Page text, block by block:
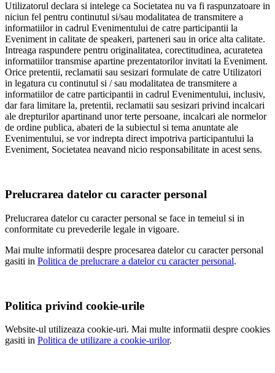
Utilizatorul declara si intelege ca Societatea nu va fi raspunzatoare in
niciun fel pentru continutul si/sau modalitatea de transmitere a
informatiilor in cadrul Evenimentului de catre participantii la
Eveniment in calitate de speakeri, parteneri sau in orice alta calitate.
Intreaga raspundere pentru originalitatea, corectitudinea, acuratetea
informatiilor transmise apartine prezentatorilor invitati la Eveniment.
Orice pretentii, reclamatii sau sesizari formulate de catre Utilizatori
in legatura cu continutul si / sau modalitatea de transmitere a
informatiilor de catre participantii in cadrul Evenimentului, inclusiv,
dar fara limitare la, pretentii, reclamatii sau sesizari privind incalcari
ale drepturilor apartinand unor terte persoane, incalcari ale normelor
de ordine publica, abateri de la subiectul si tema anuntate ale
Evenimentului, se vor indrepta direct impotriva participantului la
Eveniment, Societatea neavand nicio responsabilitate in acest sens.
Prelucrarea datelor cu caracter personal
Prelucrarea datelor cu caracter personal se face in temeiul si in
conformitate cu prevederile legale in vigoare.
Mai multe informatii despre procesarea datelor cu caracter personal
gasiti in Politica de prelucrare a datelor cu caracter personal.
Politica privind cookie-urile
Website-ul utilizeaza cookie-uri. Mai multe informatii despre cookies
gasiti in Politica de utilizare a cookie-urilor.